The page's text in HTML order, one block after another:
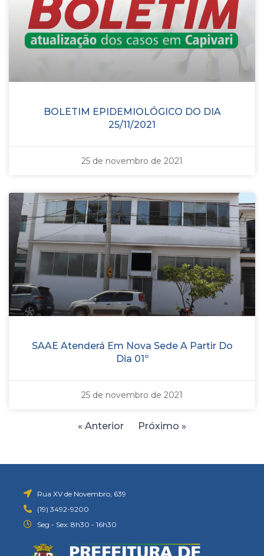
BOLETIM EPIDEMIOLÓGICO DO DIA
25/11/2021
25 de novembro de 2021
SAAE Atenderá Em Nova Sede A Partir Do
Dia 01º
25 de novembro de 2021
« Anterior Próximo »
Rua XV de Novembro, 639
(19) 3492-9200
Seg - Sex: 8h30 - 16h30